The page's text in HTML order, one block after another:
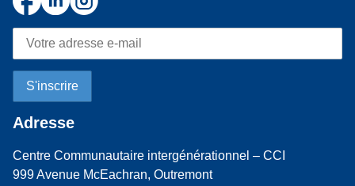
Adresse
Centre Communautaire intergénérationnel – CCI
999 Avenue McEachran, Outremont